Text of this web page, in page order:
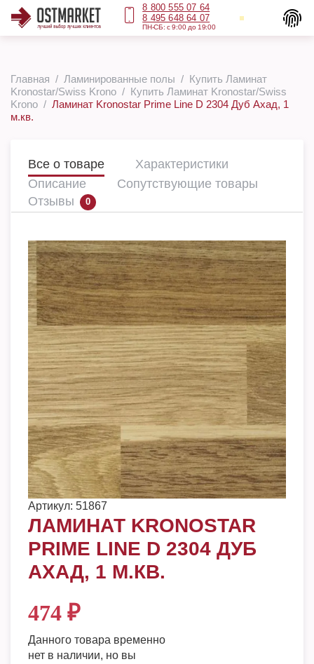
8 800 555 07 64
8 495 648 64 07
ПН-СБ: с 9:00 до 19:00
Главная Ламинированные полы
Купить Ламинат
Kronostar/Swiss Krono
Купить Ламинат Kronostar/Swiss
Krono
Ламинат Kronostar Prime Line D 2304 Дуб Ахад, 1
м.кв.
Все о товаре
Характеристики
Описание
Сопутствующие товары
Отзывы
0
Артикул: 51867
ЛАМИНАТ KRONOSTAR
PRIME LINE D 2304 ДУБ
АХАД, 1 М.КВ.
474 ₽
Данного товара временно
нет в наличии, но вы